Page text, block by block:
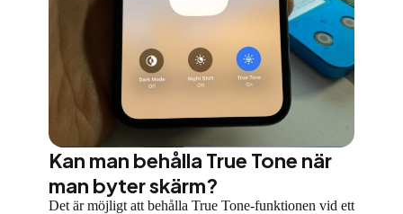
Kan man behålla True Tone när
man byter skärm?
Det är möjligt att behålla True Tone-funktionen vid ett